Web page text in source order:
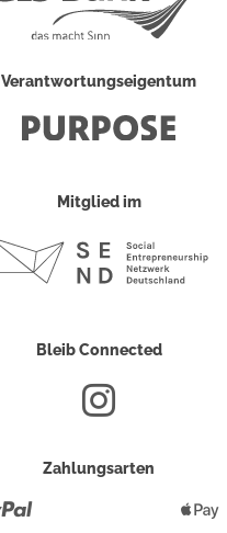
Verantwortungseigentum
Mitglied im
Bleib Connected
Zahlungsarten